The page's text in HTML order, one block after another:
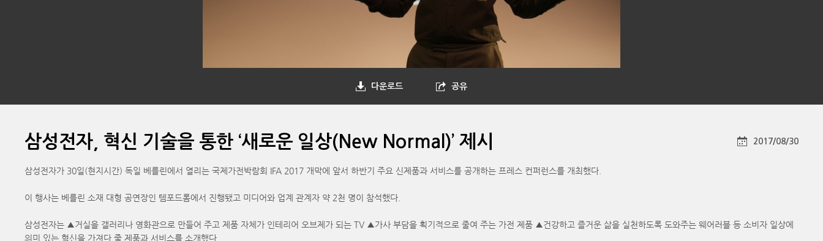
다운로드 공유
삼성전자, 혁신 기술을 통한 ‘새로운 일상(New Normal)’ 제시 2017/08/30
삼성전자가 30일(현지시간) 독일 베를린에서 열리는 국제가전박람회 IFA 2017 개막에 앞서 하반기 주요 신제품과 서비스를 공개하는 프레스 컨퍼런스를 개최했다.
이 행사는 베를린 소재 대형 공연장인 템포드롬에서 진행됐고 미디어와 업계 관계자 약 2천 명이 참석했다.
삼성전자는 ▲거실을 갤러리나 영화관으로 만들어 주고 제품 자체가 인테리어 오브제가 되는 TV ▲가사 부담을 획기적으로 줄여 주는 가전 제품 ▲건강하고 즐거운 삶을 실천하도록 도와주는 웨어러블 등 소비자 일상에
의미 있는 혁신을 가져다 줄 제품과 서비스를 소개했다.